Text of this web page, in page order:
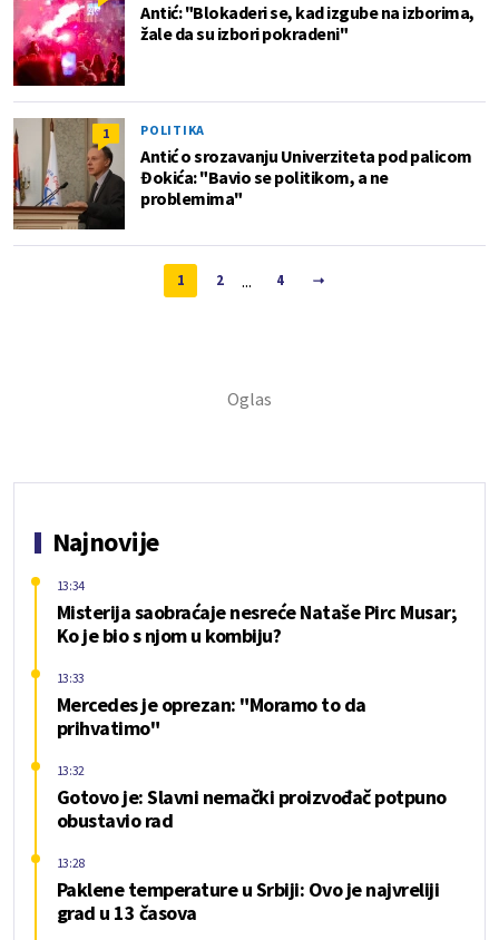
Antić: "Blokaderi se, kad izgube na izborima,
žale da su izbori pokradeni"
1 POLITIKA
Antić o srozavanju Univerziteta pod palicom
Đokića: "Bavio se politikom, a ne
problemima"
1 2 ... 4
Najnovije
Misterija saobraćaje nesreće Nataše Pirc Musar;
Ko je bio s njom u kombiju?
13:34
Mercedes je oprezan: "Moramo to da
prihvatimo"
13:33
Gotovo je: Slavni nemački proizvođač potpuno
obustavio rad
13:32
Paklene temperature u Srbiji: Ovo je najvreliji
grad u 13 časova
13:28